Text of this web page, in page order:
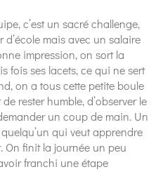
c’est un sacré challenge,
mais avec un salaire
impression, on sort la
fois ses lacets, ce qui ne sert
on a tous cette petite boule
rester humble, d’observer le
un coup de main. Un
qui veut apprendre
On finit la journée un peu
franchi une étape